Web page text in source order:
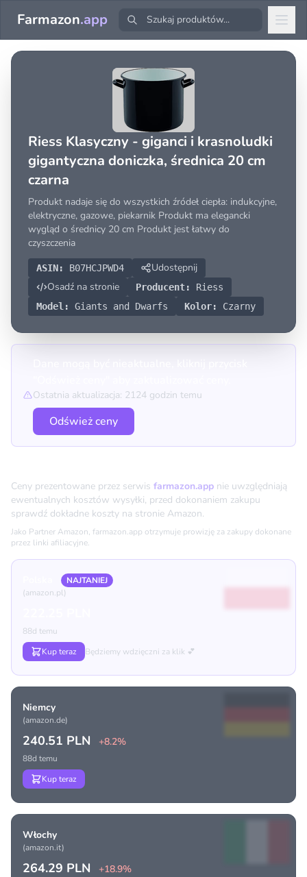
Farmazon.app
Riess Klasyczny - giganci i krasnoludki
gigantyczna doniczka, średnica 20 cm
czarna
Produkt nadaje się do wszystkich źródeł ciepła: indukcyjne,
elektryczne, gazowe, piekarnik Produkt ma elegancki
wygląd o średnicy 20 cm Produkt jest łatwy do
czyszczenia
ASIN: B07HCJPWD4
Udostępnij
Osadź na stronie
Producent:
Riess
Model:
Giants and Dwarfs Kolor: Czarny
Ostatnia aktualizacja: 2124 godzin temu
Odśwież ceny
Ceny prezentowane przez serwis farmazon.app nie uwzględniają
ewentualnych kosztów wysyłki, przed dokonaniem zakupu
sprawdź dokładne koszty na stronie Amazon.
Jako Partner Amazon, farmazon.app otrzymuje prowizję za zakupy dokonane
przez linki afiliacyjne.
NAJTANIEJ
(amazon.pl)
88d temu
Kup teraz
Będziemy wdzięczni za klik 💕
Niemcy
(amazon.de)
240.51 PLN +8.2%
88d temu
Kup teraz
Włochy
(amazon.it)
264.29 PLN +18.9%